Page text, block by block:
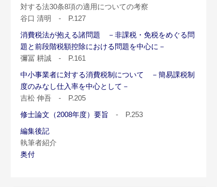
対する法30条8項の適用についての考察
谷口 清明 - P.127
消費税法が抱える諸問題 －非課税・免税をめぐる問
題と前段階税額控除における問題を中心に－
彌冨 耕誠 - P.161
中小事業者に対する消費税制について －簡易課税制
度のみなし仕入率を中心として－
吉松 伸吾 - P.205
修士論文（2008年度）要旨
- P.253
編集後記
執筆者紹介
奥付